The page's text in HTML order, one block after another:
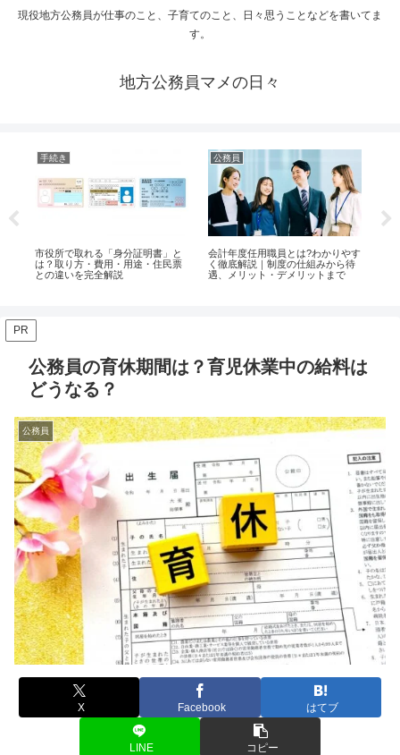
現役地方公務員が仕事のこと、子育てのこと、日々思うことなどを書いてま
す。
地方公務員マメの日々
手続き
市役所で取れる「身分証明書」と
は？取り方・費用・用途・住民票
との違いを完全解説
公務員
会計年度任用職員とは?わかりやす
く徹底解説｜制度の仕組みから待
遇、メリット・デメリットまで
PR
公務員の育休期間は？育児休業中の給料は
どうなる？
公務員
X Facebook はてブ
LINE コピー